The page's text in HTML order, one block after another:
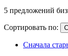
5 предложений
Сортировать по:
Сначала